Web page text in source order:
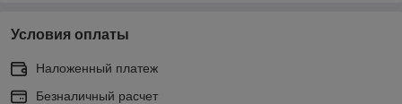
Условия оплаты
Наложенный платеж
Безналичный расчет